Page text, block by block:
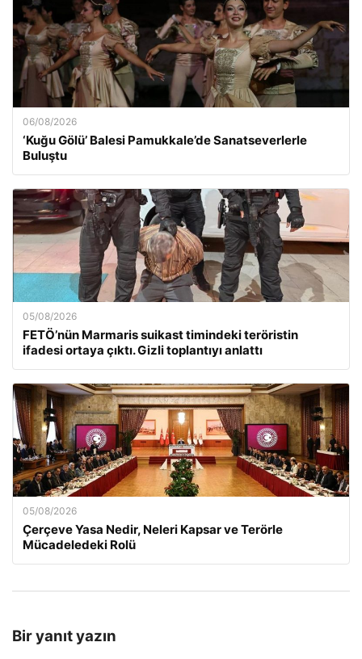
06/08/2026
‘Kuğu Gölü’ Balesi Pamukkale’de Sanatseverlerle
Buluştu
05/08/2026
FETÖ’nün Marmaris suikast timindeki teröristin
ifadesi ortaya çıktı. Gizli toplantıyı anlattı
05/08/2026
Çerçeve Yasa Nedir, Neleri Kapsar ve Terörle
Mücadeledeki Rolü
Bir yanıt yazın